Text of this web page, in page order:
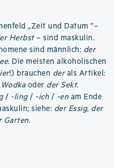
„Zeit und Datum ”–
Herbst– sind maskulin.
sind männlich: der
. Die meisten alkoholischen
!) brauchen derals Artikel:
oder der Sekt.
/ -ling/ -ich / -en am Ende
siehe: der Essig, der
Garten.